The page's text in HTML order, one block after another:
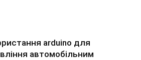
arduino для
автомобільним